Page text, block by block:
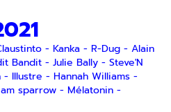
- Kanka - R-Dug - Alain
Bandit - Julie Bally - Steve'N
- Illustre - Hannah Williams -
sparrow - Mélatonin -